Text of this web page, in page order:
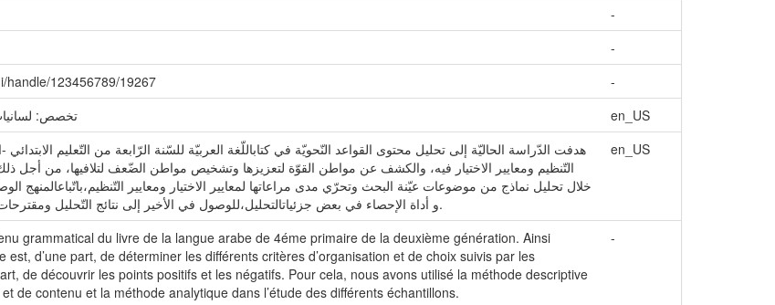
-
-
handle/123456789/19267
-
تخصص:
en_US
هدفت الدّراسة الحاليّة إلى تحليل محتوى القواعد النّحويّة في كتاباللّغة العربيّة للسّنة الرّابعة من التّعليم
التّنظيم ومعايير الاختيار فيه، والكشف عن مواطن القوّة لتعزيزها وتشخيص مواطن الضّعف لتلافيها، من أجل
خلال تحليل نماذج من موضوعات عيّنة البحث وتحرّي مدى مراعاتها لمعايير الاختيار ومعايير التّنظيم،باتّباعالمنهج
و أداة الإحصاء في بعض جزئياتالتحليل،للوصول في الأخير إلى نتائج التّحليل ومقترحات أراها تسهم في الارتقاء بهذا المحتوى.
en_US
grammatical du livre de la langue arabe de 4éme primaire de la deuxième génération. Ainsi
est, d’une part, de déterminer les différents critères d’organisation et de choix suivis par les
de découvrir les points positifs et les négatifs. Pour cela, nous avons utilisé la méthode descriptive
de contenu et la méthode analytique dans l’étude des différents échantillons.
-